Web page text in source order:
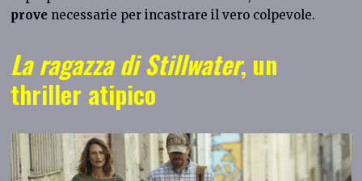
prove necessarie per incastrare il vero colpevole.
La ragazza di Stillwater, un
thriller atipico